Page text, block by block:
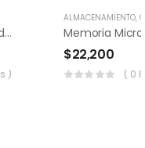
ELECTRICO
Memoria Micro Sd Adata 32gb Clase 10
)
ALMACENAMIENTO,
$22,200
( 0